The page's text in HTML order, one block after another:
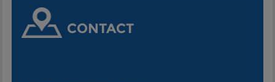
CONTACT